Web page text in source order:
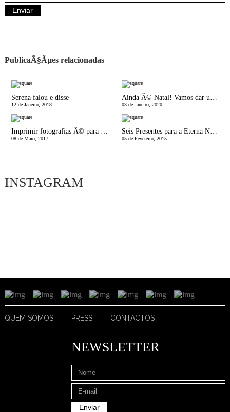
PublicaÃ§Ãµes relacionadas
Serena falou e disse
12 de Janeiro, 2018 03 de Janeiro, 2020
08 de Maio, 2017
Seis Presentes para a Eterna Namorada
05 de Fevereiro, 2015
INSTAGRAM
QUEM SOMOS PRESS CONTACTOS
NEWSLETTER